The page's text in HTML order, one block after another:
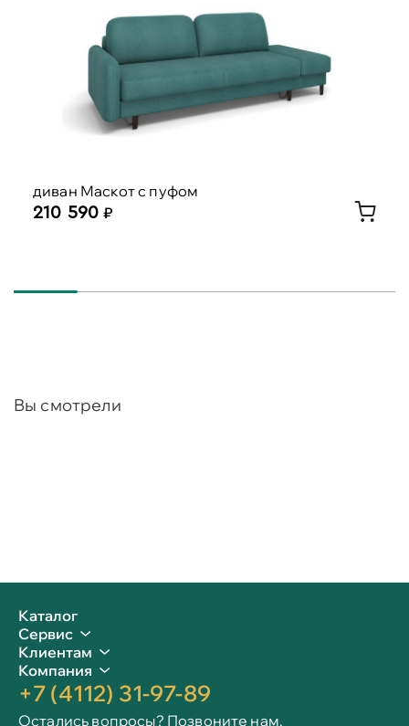
диван Маскот с пуфом
210 590
Вы смотрели
Каталог
Сервис
Клиентам
Компания
+7 (4112) 31-97-89
Остались вопросы? Позвоните нам.